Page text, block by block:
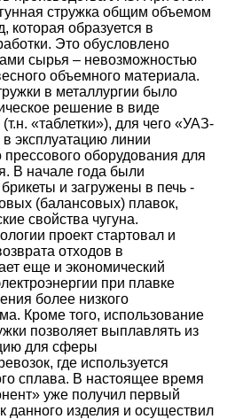
стружка общим объемом
которая образуется в
Это обусловлено
сырья – невозможностью
объемного материала.
в металлургии было
решение в виде
«таблетки»), для чего «УАЗ-
эксплуатацию линии
оборудования для
В начале года были
и загружены в печь -
(балансовых) плавок,
свойства чугуна.
проект стартовал и
отходов в
еще и экономический
при плавке
более низкого
Кроме того, использование
позволяет выплавлять из
для сферы
где используется
сплава. В настоящее время
уже получил первый
данного изделия и осуществил